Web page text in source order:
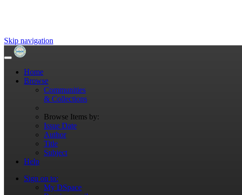
Skip navigation
Home
Browse
Communities
& Collections
Browse Items by:
Issue Date
Author
Title
Subject
Help
Sign on to:
My DSpace